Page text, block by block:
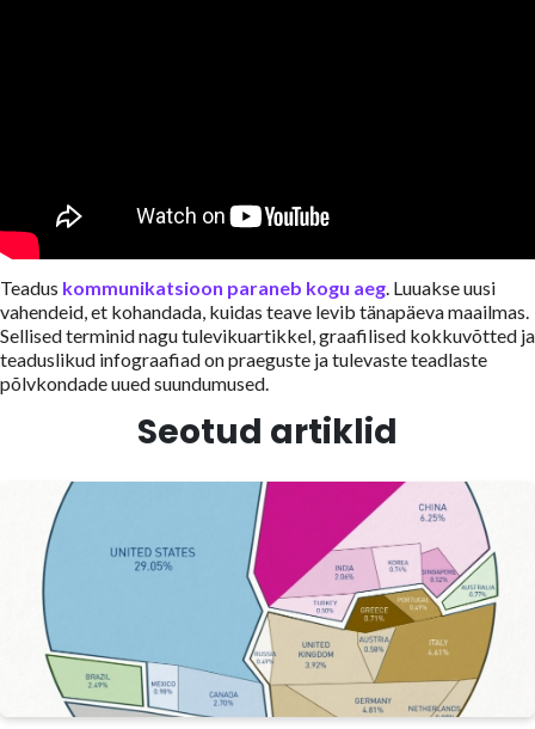
Teadus kommunikatsioon paraneb kogu aeg. Luuakse uusi
vahendeid, et kohandada, kuidas teave levib tänapäeva maailmas.
Sellised terminid nagu tulevikuartikkel, graafilised kokkuvõtted ja
teaduslikud infograafiad on praeguste ja tulevaste teadlaste
põlvkondade uued suundumused.
Seotud artiklid